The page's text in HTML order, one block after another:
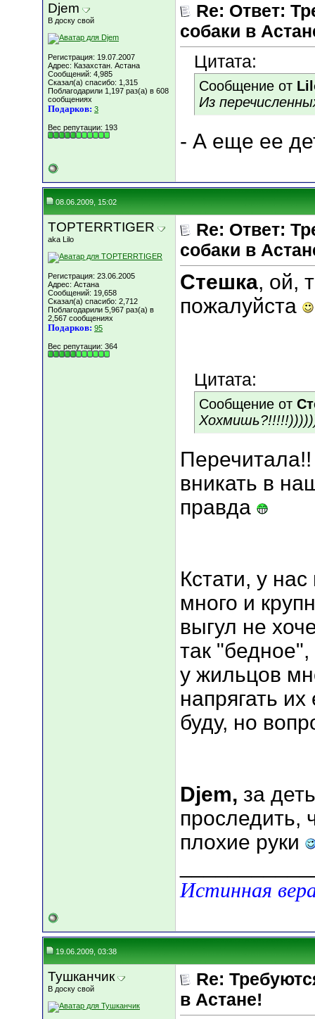
Djem
В доску свой
Регистрация: 19.07.2007
Адрес: Казахстан. Астана
Сообщений: 4,985
Сказал(а) спасибо: 1,315
Поблагодарили 1,197 раз(а) в 608
сообщениях
Подарков: 3
Вес репутации: 193
Re: Ответ:
собаки в
Цитата:
Сообщение от
Из
- А еще ее
08.06.2009, 15:02
TOPTERRTIGER
aka Lilo
Регистрация: 23.06.2005
Адрес: Астана
Сообщений: 19,658
Сказал(а) спасибо: 2,712
Поблагодарили 5,967 раз(а) в
2,567 сообщениях
Подарков: 95
Вес репутации: 364
Re: Ответ:
собаки в
Стешка, ой,
пожалуйста
Цитата:
Сообщение от
вникать в
правда
Кстати, у
много и
выгул не
так
у жильцов
напрягать
буду, но
Djem, за
проследить,
плохие руки
Истинная
19.06.2009, 03:38
Тушканчик
В доску свой
Re:
в Астане!